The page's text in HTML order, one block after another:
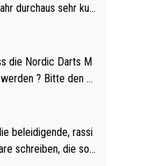
des Weltm
bei Archie Self l
Weltmeister d
Mitchel sich das
die PDC-WM
? Bitte den A
beleidigende, rassi
schreiben, die soll